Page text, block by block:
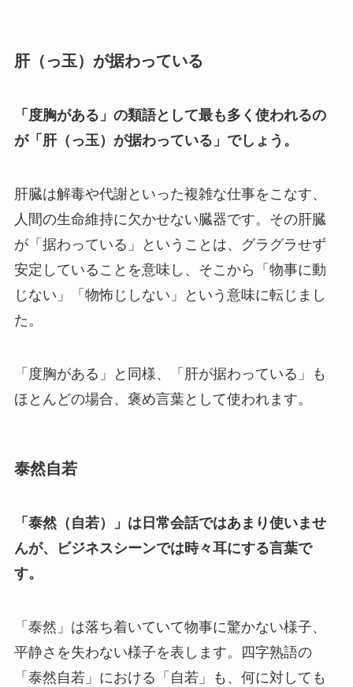
肝（っ玉）が据わっている
「度胸がある」の類語として最も多く使われるの
が「肝（っ玉）が据わっている」でしょう。
肝臓は解毒や代謝といった複雑な仕事をこなす、
人間の生命維持に欠かせない臓器です。その肝臓
が「据わっている」ということは、グラグラせず
安定していることを意味し、そこから「物事に動
じない」「物怖じしない」という意味に転じまし
た。
「度胸がある」と同様、「肝が据わっている」も
ほとんどの場合、褒め言葉として使われます。
泰然自若
「泰然（自若）」は日常会話ではあまり使いませ
んが、ビジネスシーンでは時々耳にする言葉で
す。
「泰然」は落ち着いていて物事に驚かない様子、
平静さを失わない様子を表します。四字熟語の
「泰然自若」における「自若」も、何に対しても